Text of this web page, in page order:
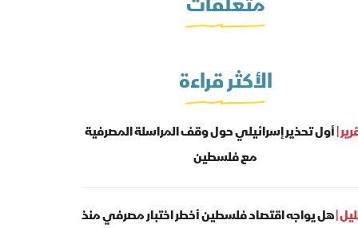
متعلقات
الأكثر قراءة
|أول تحذير إسرائيلي حول وقف المراسلة المصرفية
مع فلسطين
|هل يواجه اقتصاد فلسطين أخطر اختبار مصرفي منذ